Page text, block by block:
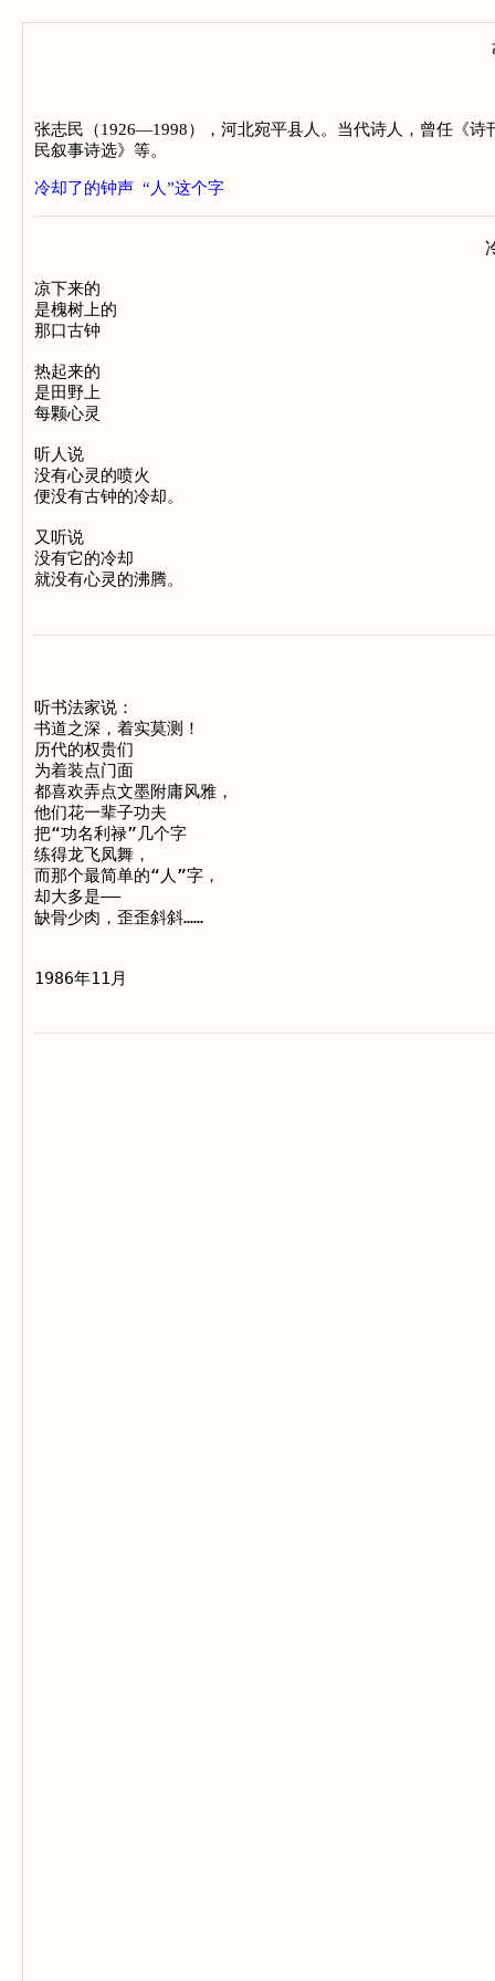
张志民（1926—1998），河北宛平县人。当代诗人，曾任《
民叙事诗选》等。
冷却了的钟声 “人”这个字
凉下来的
是槐树上的
那口古钟
热起来的
是田野上
每颗心灵
听人说
没有心灵的喷火
便没有古钟的冷却。
又听说
没有它的冷却
听书法家说：
书道之深，着实莫测！
历代的权贵们
为着装点门面
都喜欢弄点文墨附庸风雅，
他们花一辈子功夫
把“功名利禄”几个字
练得龙飞凤舞，
而那个最简单的“人”字，
却大多是——
缺骨少肉，歪歪斜斜……